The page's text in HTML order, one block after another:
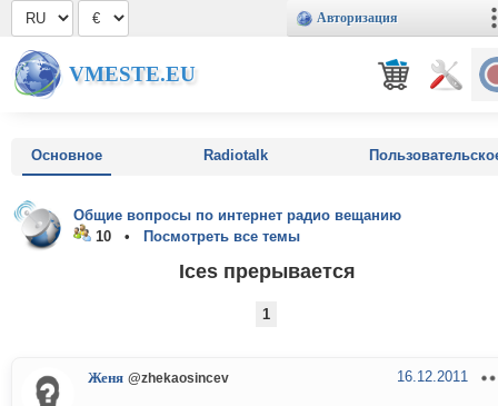
Авторизация
VMESTE.EU
Основное Radiotalk
Общие вопросы по интернет радио вещанию
10 •
Посмотреть все темы
Ices прерывается
1
Женя @zhekaosincev 16.12.2011